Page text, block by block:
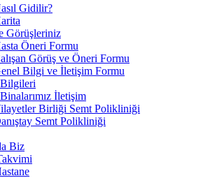
Gidilir?
Görüşleriniz
Öneri Formu
Görüş ve Öneri Formu
Bilgi ve İletişim Formu
İletişim
Birliği Semt Polikliniği
Semt Polikliniği
Biz